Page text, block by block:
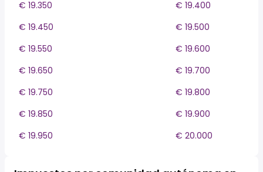
€ 19.350
€ 19.400
€ 19.450
€ 19.500
€ 19.550
€ 19.600
€ 19.650
€ 19.700
€ 19.750
€ 19.800
€ 19.850
€ 19.900
€ 19.950
€ 20.000